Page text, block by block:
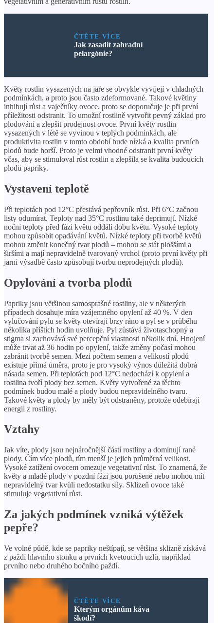
ČTĚTE VÍCE
Jak zasadit zahradní
pelargónie?
Květy rostlin vysazených na jaře se obvykle vyvíjejí v chladných
podmínkách, a proto jsou často zdeformované. Takové květiny
inhibují růst a vaječníky ovoce, proto se doporučuje je při první
příležitosti odstranit. To umožní rostlině vytvořit pevný základ pro
plodování a zlepšit prodejnost ovoce. První květy rostlin
vysazených v létě se vyvinou v teplých podmínkách, ale
produktivita rostlin v tomto období bude nízká a kvalita prvních
plodů bude horší. Proto je velmi vhodné odstranit první květy
včas, aby se stimuloval růst rostlin a zlepšila se kvalita budoucích
plodů papriky.
Vystavení teplotě
Při teplotách pod 12°C přestává pepřovník růst. Při 6°C začnou
listy odumírat. Teploty nad 35°C rostlinu také deprimují. Nízké
noční teploty před fází květu oddálí dobu květu. Vysoké teploty
mohou způsobit opadávání květů. Nízké teploty při tvorbě květů
mohou změnit konečný tvar plodů – mohou se stát ploššími a
širšími a mají nepravidelně tvarovaný vrchol (proto první květy při
jarní výsadbě často způsobují tvorbu neprodejných plodů).
Opylování a tvorba plodů
Papriky jsou většinou samosprašné rostliny, ale v některých
případech dosahuje míra vzájemného opylení až 40 %. V den
vylučování pylu se květy otevírají brzy ráno a pyl se v průběhu
několika příštích hodin uvolňuje. Pyl zůstává životaschopný a
stigma si zachovává své percepční vlastnosti několik dní. Hnojení
může trvat až 36 hodin po opylení, takže změny počasí mohou
zabránit tvorbě semen. Mezi počtem semen a velikostí plodů
existuje přímá úměra, proto je pro vysoký výnos důležitá dobrá
násada semen. Při teplotách pod 12°C nedochází k opylení a
rostlina tvoří plody bez semen. Květy vytvořené za těchto
podmínek budou malé a plody budou nepravidelného tvaru.
Takové květy a plody by měly být odstraněny, protože odebírají
energii z rostliny.
Vztahy
Jak víte, plody jsou nejnáročnější částí rostliny a dominují rané
plody. Čím více plodů, tím menší je jejich průměrná velikost.
Vysoké zatížení ovocem omezuje vegetativní růst. To znamená, že
květy a mladé plody v pozdní fázi jsou porušené nebo mohou mít
nepravidelný tvar kvůli nedostatku síly. Sklizeň ovoce také
stimuluje vegetativní růst.
Za jakých podmínek vzniká výtěžek
pepře?
Ve volné půdě, kde se papriky neštípají, se většina sklizně získává
z paždí hlavního stonku a prvních kvetoucích uzlů, například
prvního nebo druhého bočního paždí.
ČTĚTE VÍCE
Kterým orgánům káva
škodí?